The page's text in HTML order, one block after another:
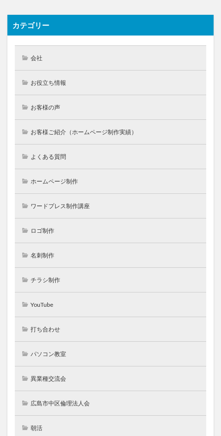
カテゴリー
会社
お役立ち情報
お客様の声
お客様ご紹介（ホームページ制作実績）
よくある質問
ホームページ制作
ワードプレス制作講座
ロゴ制作
名刺制作
チラシ制作
YouTube
打ち合わせ
パソコン教室
異業種交流会
広島市中区倫理法人会
朝活